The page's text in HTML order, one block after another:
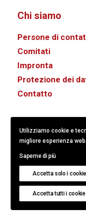
Chi siamo
Persone di
Comitati
Impronta
Protezione dei
Contatto
© 2022KS/CS
hitschdesign.
Utilizziamo cookie e
migliore esperienza
Saperne di più
Accetta solo i
Accetta tutti i cookie